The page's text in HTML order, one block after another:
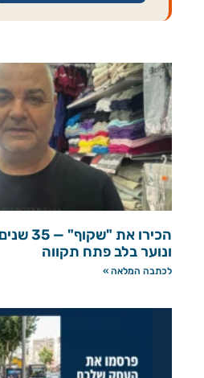
הכירו
ונוער בלב פתח תקווה
לכתבה המלאה »